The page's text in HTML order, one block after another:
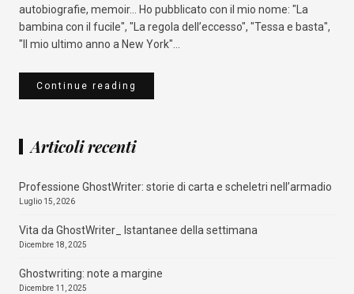
autobiografie, memoir... Ho pubblicato con il mio nome: "La
bambina con il fucile", "La regola dell’eccesso", "Tessa e basta",
"Il mio ultimo anno a New York"...
Continue reading
Articoli recenti
Professione GhostWriter: storie di carta e scheletri nell’armadio
Luglio 15, 2026
Vita da GhostWriter_ Istantanee della settimana
Dicembre 18, 2025
Ghostwriting: note a margine
Dicembre 11, 2025